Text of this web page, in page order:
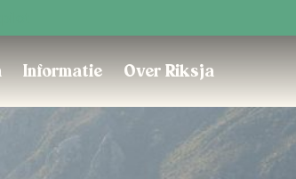
Informatie Over Riksja